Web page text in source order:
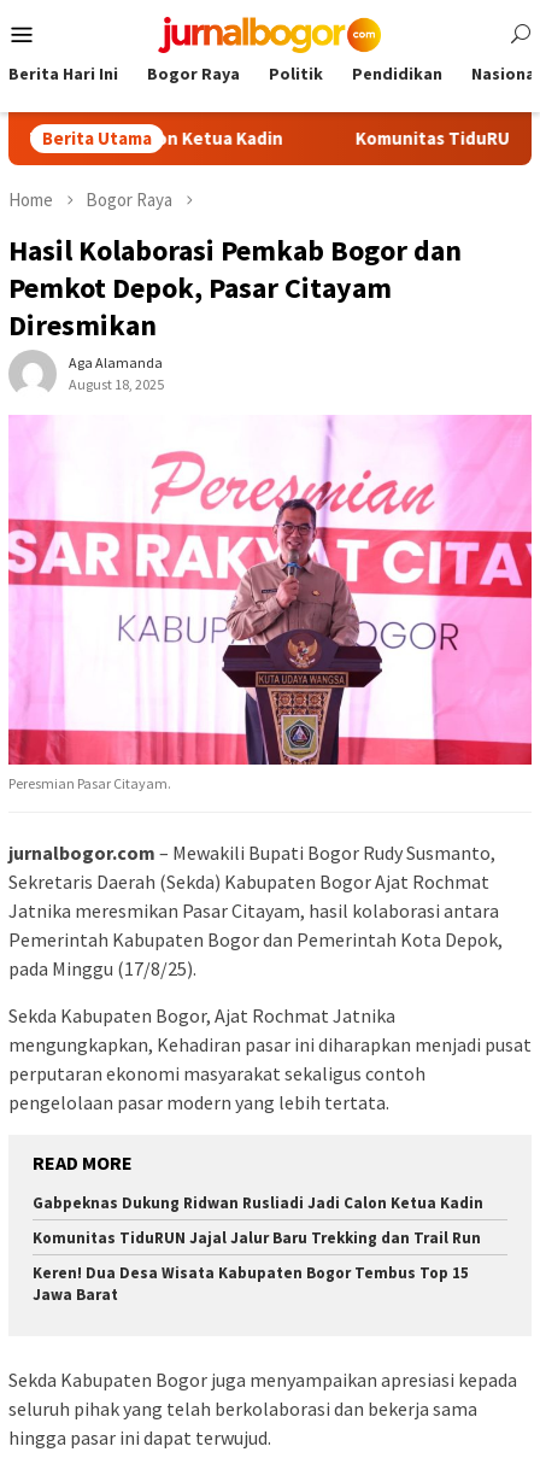
to
Menu
Berita Hari Ini Bogor Raya Politik Pendidikan Nasional
Berita Utama
Calon Ketua Kadin Komunitas TiduRUN Jajal Jalur
Home Bogor Raya
Hasil Kolaborasi Pemkab Bogor dan
Pemkot Depok, Pasar Citayam
Diresmikan
Aga Alamanda
August 18, 2025
Peresmian Pasar Citayam.
jurnalbogor.com – Mewakili Bupati Bogor Rudy Susmanto,
Sekretaris Daerah (Sekda) Kabupaten Bogor Ajat Rochmat
Jatnika meresmikan Pasar Citayam, hasil kolaborasi antara
Pemerintah Kabupaten Bogor dan Pemerintah Kota Depok,
pada Minggu (17/8/25).
Sekda Kabupaten Bogor, Ajat Rochmat Jatnika
mengungkapkan, Kehadiran pasar ini diharapkan menjadi pusat
perputaran ekonomi masyarakat sekaligus contoh
pengelolaan pasar modern yang lebih tertata.
READ MORE
Gabpeknas Dukung Ridwan Rusliadi Jadi Calon Ketua Kadin
Komunitas TiduRUN Jajal Jalur Baru Trekking dan Trail Run
Keren! Dua Desa Wisata Kabupaten Bogor Tembus Top 15
Jawa Barat
Sekda Kabupaten Bogor juga menyampaikan apresiasi kepada
seluruh pihak yang telah berkolaborasi dan bekerja sama
hingga pasar ini dapat terwujud.